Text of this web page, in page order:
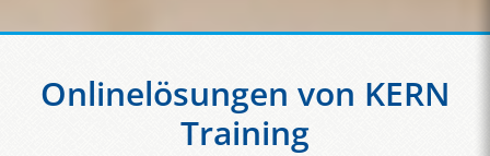
Onlinelösungen von KERN
Training